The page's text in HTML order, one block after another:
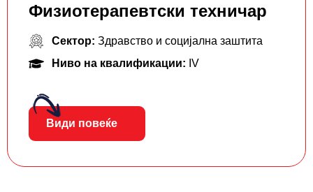
Физиотерапевтски техничар
Сектор: Здравство и социјална заштита
Ниво на квалификации: IV
Види повеќе